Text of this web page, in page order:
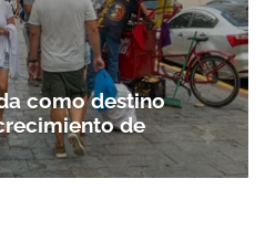
como destino
de